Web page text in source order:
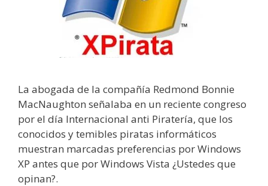
La abogada de la compañía Redmond Bonnie
MacNaughton señalaba en un reciente congreso
por el día Internacional anti Piratería, que los
conocidos y temibles piratas informáticos
muestran marcadas preferencias por Windows
XP antes que por Windows Vista ¿Ustedes que
opinan?.